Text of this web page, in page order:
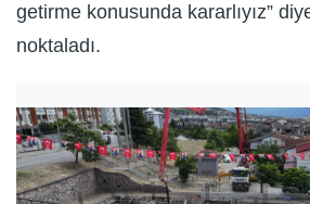
getirme konusunda kararlıyız”
noktaladı.